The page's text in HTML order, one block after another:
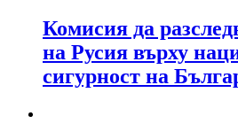
Комисия да
на Русия върху
сигурност на